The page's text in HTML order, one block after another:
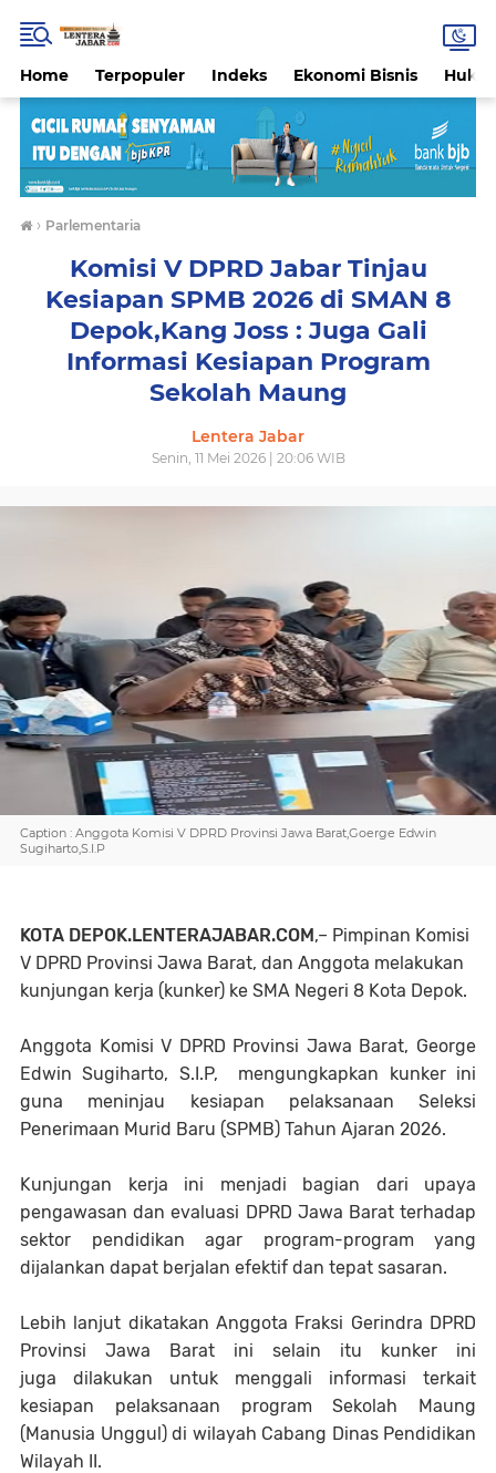
Home Terpopuler Indeks Ekonomi Bisnis
› Parlementaria
Komisi V DPRD Jabar Tinjau
Kesiapan SPMB 2026 di SMAN 8
Depok,Kang Joss : Juga Gali
Informasi Kesiapan Program
Sekolah Maung
Lentera Jabar
Senin, 11 Mei 2026 | 20:06 WIB
Caption : Anggota Komisi V DPRD Provinsi Jawa Barat,Goerge Edwin
Sugiharto,S.I.P
KOTA DEPOK.LENTERAJABAR.COM,– Pimpinan Komisi
V DPRD Provinsi Jawa Barat, dan Anggota melakukan
kunjungan kerja (kunker) ke SMA Negeri 8 Kota Depok.
Anggota Komisi V DPRD Provinsi Jawa Barat, George
Edwin Sugiharto, S.I.P,
mengungkapkan kunker ini
guna meninjau kesiapan pelaksanaan Seleksi
Penerimaan Murid Baru (SPMB) Tahun Ajaran 2026.
Kunjungan kerja ini menjadi bagian dari upaya
pengawasan dan evaluasi DPRD Jawa Barat terhadap
sektor pendidikan agar program-program yang
dijalankan dapat berjalan efektif dan tepat sasaran.
Lebih lanjut dikatakan Anggota Fraksi Gerindra DPRD
Provinsi Jawa Barat ini selain itu kunker ini
juga dilakukan untuk menggali informasi terkait
kesiapan pelaksanaan program Sekolah Maung
(Manusia Unggul) di wilayah Cabang Dinas Pendidikan
Wilayah II.